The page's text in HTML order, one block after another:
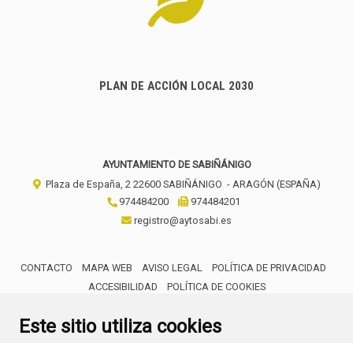
Este sitio utiliza cookies
PLAN DE ACCIÓN LOCAL 2030
AYUNTAMIENTO DE SABIÑÁNIGO
Plaza de España, 2 22600 SABIÑÁNIGO - ARAGÓN (ESPAÑA)
974484200
974484201
registro@aytosabi.es
CONTACTO MAPA WEB AVISO LEGAL
POLÍTICA DE PRIVACIDAD
ACCESIBILIDAD
POLÍTICA DE COOKIES